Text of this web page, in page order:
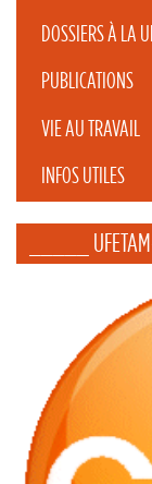
DOSSIERS À LA
PUBLICATIONS
VIE AU TRAVAIL
INFOS UTILES
_____